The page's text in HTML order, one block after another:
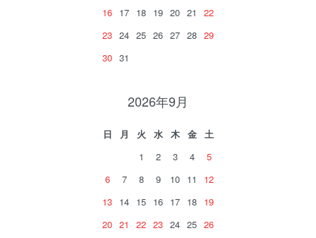
16 17 18 19 20 21
22
23 24 25 26 27 28 29
30 31
2026年9月
日 月 火 水 木 金
土
1
2 3 4
5
6
7 8 9 10 11
12
13 14 15 16 17 18 19
20 21 22 23 24 25 26